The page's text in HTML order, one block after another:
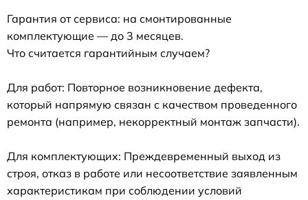
Гарантия от сервиса: на смонтированные
комплектующие — до 3 месяцев.
Что считается гарантийным случаем?
Для работ: Повторное возникновение дефекта,
который напрямую связан с качеством проведенного
ремонта (например, некорректный монтаж запчасти).
Для комплектующих: Преждевременный выход из
строя, отказ в работе или несоответствие заявленным
характеристикам при соблюдении условий